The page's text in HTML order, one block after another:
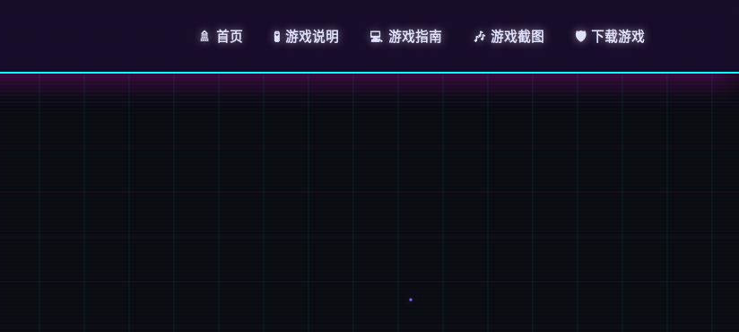
🚿 首页 🧪 游戏说明 💻 游戏指南 🎶 游戏截图 🛡️ 下载游戏